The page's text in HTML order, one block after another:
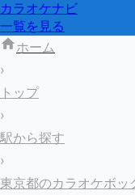
カラオケナビ
一覧を見る
ホーム
›
トップ
›
駅から探す
›
東京都のカラオケボッ